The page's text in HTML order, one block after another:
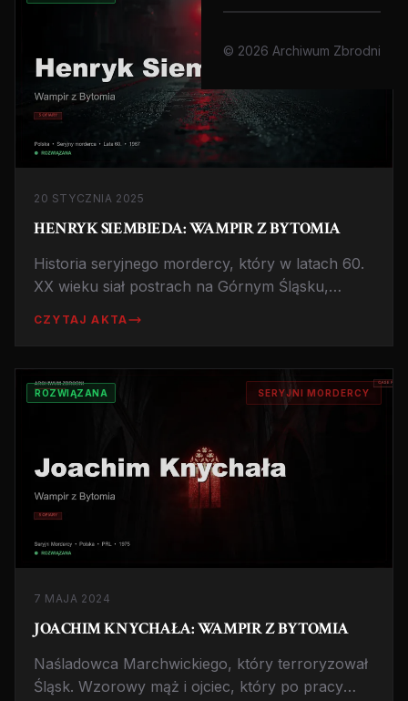
© 2026 Archiwum Zbrodni
20 STYCZNIA 2025
HENRYK SIEMBIEDA: WAMPIR Z BYTOMIA
Historia seryjnego mordercy, który w latach 60.
XX wieku siał postrach na Górnym Śląsku,
CZYTAJ AKTA
ROZWIĄZANA SERYJNI MORDERCY
7 MAJA 2024
JOACHIM KNYCHAŁA: WAMPIR Z BYTOMIA
Naśladowca Marchwickiego, który terroryzował
Śląsk. Wzorowy mąż i ojciec, który po pracy